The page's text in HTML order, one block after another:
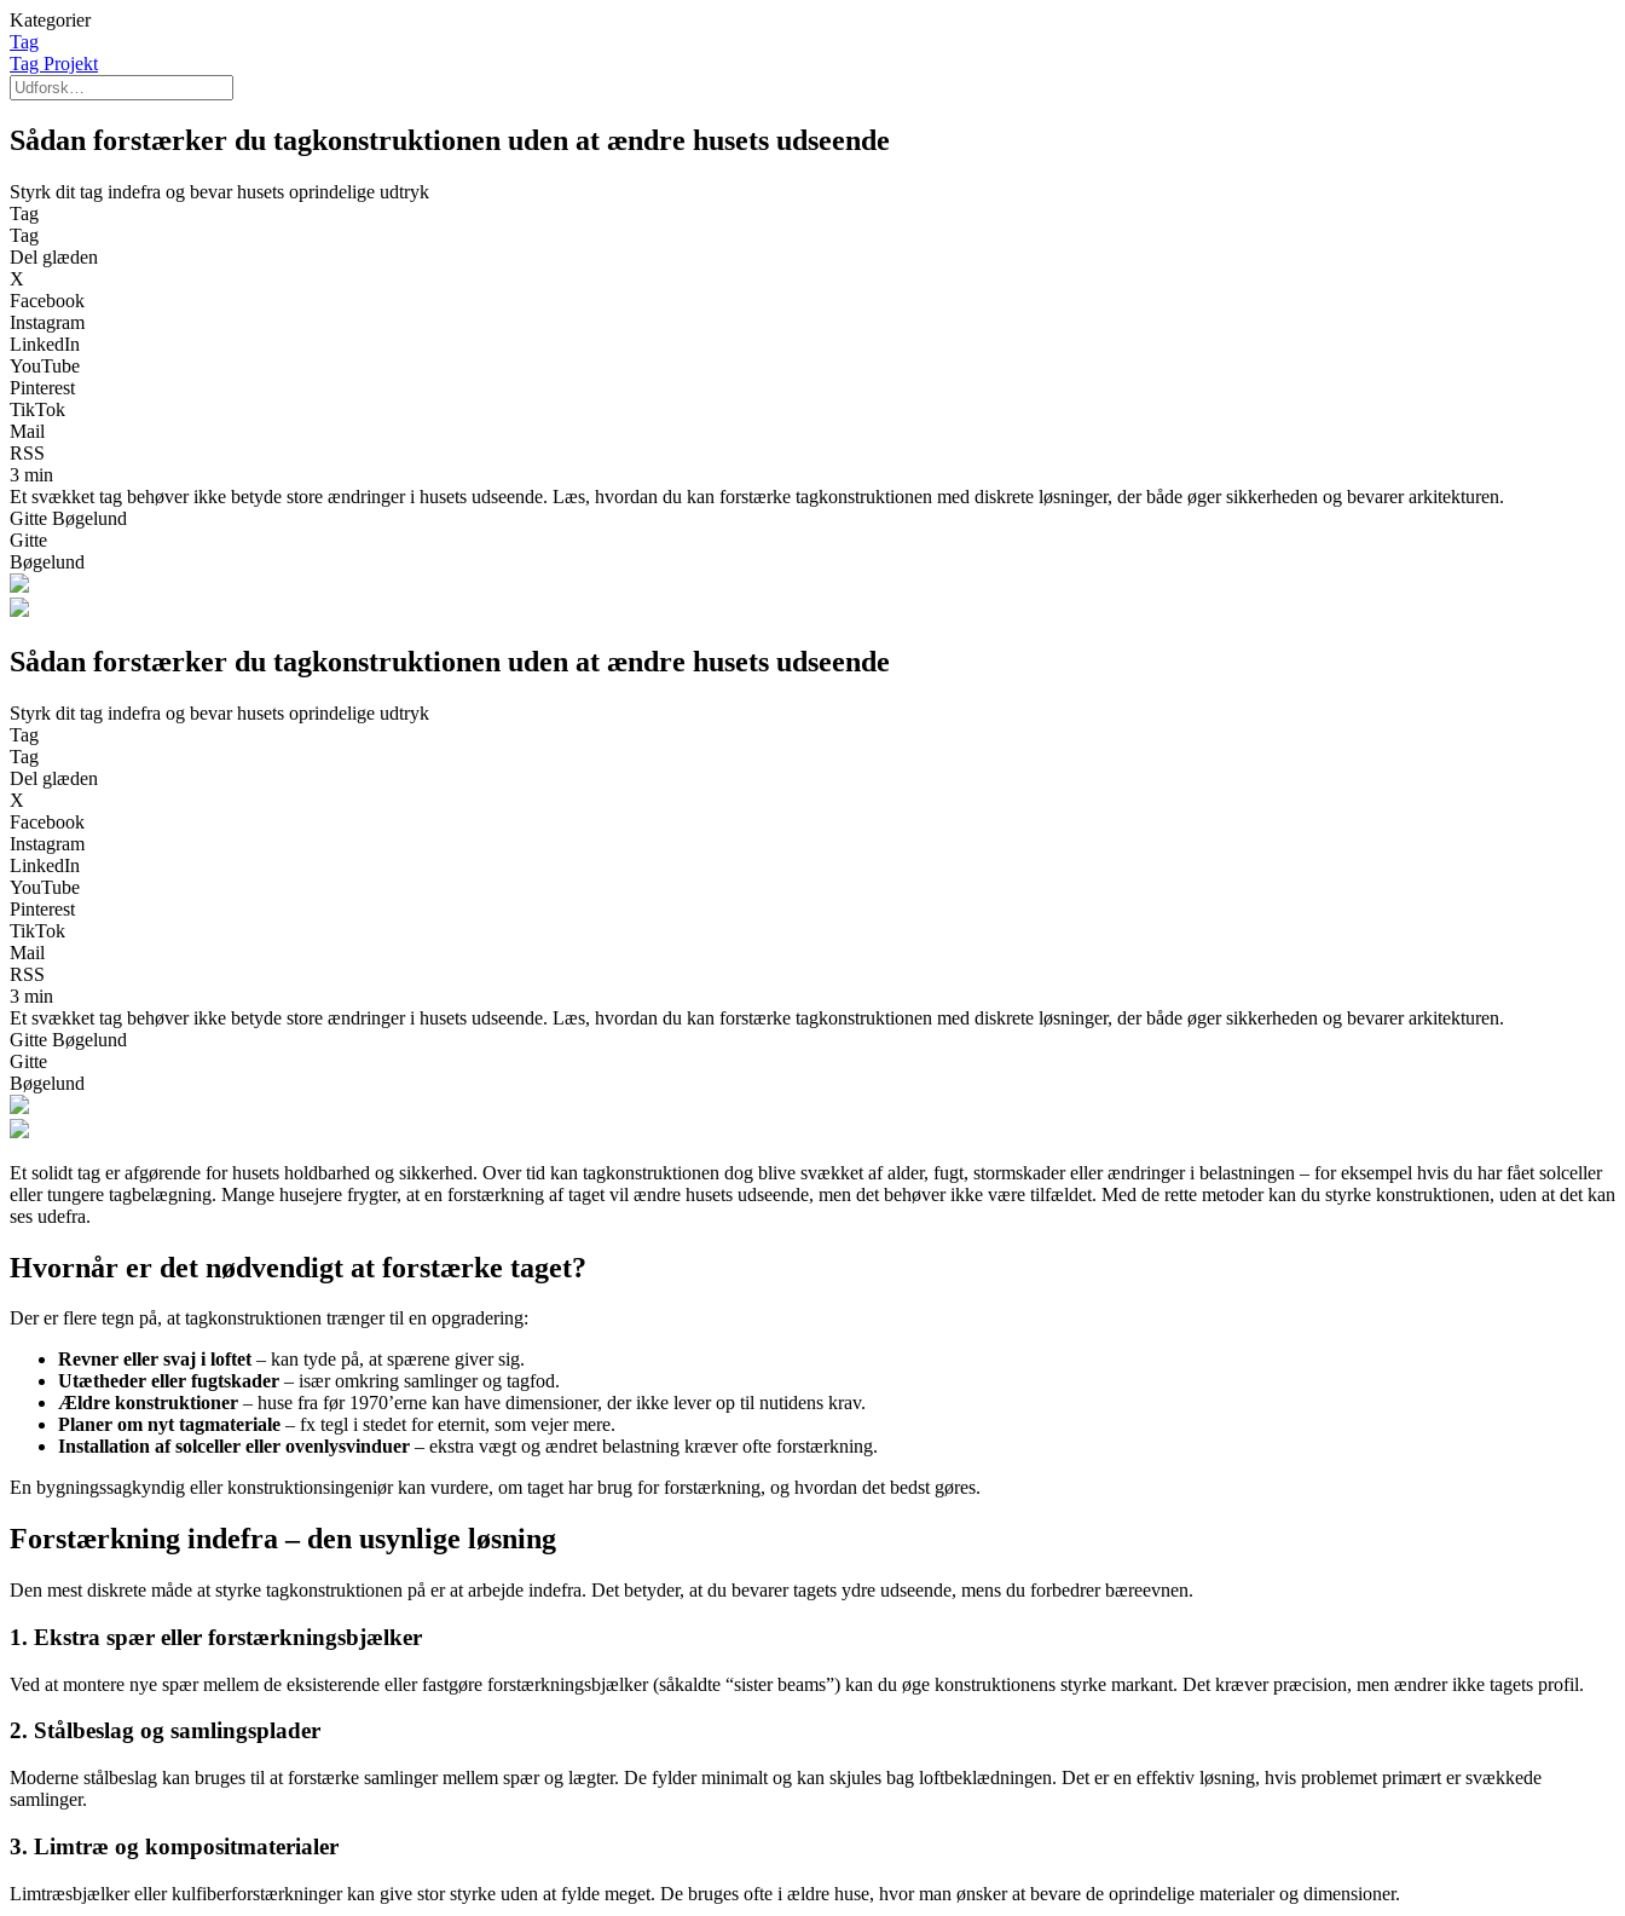
Kategorier
Tag
Tag Projekt
Sådan forstærker du tagkonstruktionen uden at ændre husets udseende
Styrk dit tag indefra og bevar husets oprindelige udtryk
Tag
Tag
Del glæden
X
Facebook
Instagram
LinkedIn
YouTube
Pinterest
TikTok
Mail
RSS
3 min
Et svækket tag behøver ikke betyde store ændringer i husets udseende. Læs, hvordan du kan forstærke tagkonstruktionen med diskrete løsninger, der både øger sikkerheden og bevarer arkitekturen.
Gitte Bøgelund
Gitte
Bøgelund
Sådan forstærker du tagkonstruktionen uden at ændre husets udseende
Styrk dit tag indefra og bevar husets oprindelige udtryk
Tag
Tag
Del glæden
X
Facebook
Instagram
LinkedIn
YouTube
Pinterest
TikTok
Mail
RSS
3 min
Et svækket tag behøver ikke betyde store ændringer i husets udseende. Læs, hvordan du kan forstærke tagkonstruktionen med diskrete løsninger, der både øger sikkerheden og bevarer arkitekturen.
Gitte Bøgelund
Gitte
Bøgelund
Et solidt tag er afgørende for husets holdbarhed og sikkerhed. Over tid kan tagkonstruktionen dog blive svækket af alder, fugt, stormskader eller ændringer i belastningen – for eksempel hvis du har fået solceller
eller tungere tagbelægning. Mange husejere frygter, at en forstærkning af taget vil ændre husets udseende, men det behøver ikke være tilfældet. Med de rette metoder kan du styrke konstruktionen, uden at det kan
ses udefra.
Hvornår er det nødvendigt at forstærke taget?
Der er flere tegn på, at tagkonstruktionen trænger til en opgradering:
Revner eller svaj i loftet– kan tyde på, at spærene giver sig.
Utætheder eller fugtskader – især omkring samlinger og tagfod.
Ældre konstruktioner – huse fra før 1970’erne kan have dimensioner, der ikke lever op til nutidens krav.
Planer om nyt tagmateriale – fx tegl i stedet for eternit, som vejer mere.
Installation af solceller eller ovenlysvinduer – ekstra vægt og ændret belastning kræver ofte forstærkning.
En bygningssagkyndig eller konstruktionsingeniør kan vurdere, om taget har brug for forstærkning, og hvordan det bedst gøres.
Forstærkning indefra – den usynlige løsning
Den mest diskrete måde at styrke tagkonstruktionen på er at arbejde indefra. Det betyder, at du bevarer tagets ydre udseende, mens du forbedrer bæreevnen.
1. Ekstra spær eller forstærkningsbjælker
Ved at montere nye spær mellem de eksisterende eller fastgøre forstærkningsbjælker (såkaldte “sister beams”) kan du øge konstruktionens styrke markant. Det kræver præcision, men ændrer ikke tagets profil.
2. Stålbeslag og samlingsplader
Moderne stålbeslag kan bruges til at forstærke samlinger mellem spær og lægter. De fylder minimalt og kan skjules bag loftbeklædningen. Det er en effektiv løsning, hvis problemet primært er svækkede
samlinger.
3. Limtræ og kompositmaterialer
Limtræsbjælker eller kulfiberforstærkninger kan give stor styrke uden at fylde meget. De bruges ofte i ældre huse, hvor man ønsker at bevare de oprindelige materialer og dimensioner.